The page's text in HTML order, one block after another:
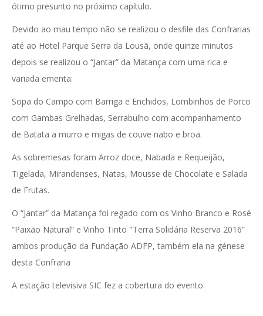
ótimo presunto no próximo capítulo.
Devido ao mau tempo não se realizou o desfile das Confrarias
até ao Hotel Parque Serra da Lousã, onde quinze minutos
depois se realizou o “Jantar” da Matança com uma rica e
variada ementa:
Sopa do Campo com Barriga e Enchidos, Lombinhos de Porco
com Gambas Grelhadas, Serrabulho com acompanhamento
de Batata a murro e migas de couve nabo e broa.
As sobremesas foram Arroz doce, Nabada e Requeijão,
Tigelada, Mirandenses, Natas, Mousse de Chocolate e Salada
de Frutas.
O “Jantar” da Matança foi regado com os Vinho Branco e Rosé
“Paixão Natural” e Vinho Tinto "Terra Solidária Reserva 2016”
ambos produção da Fundação ADFP, também ela na génese
desta Confraria
A estação televisiva SIC fez a cobertura do evento.